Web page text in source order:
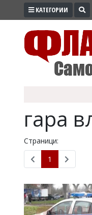
ПРОМО
ЗДРАВЕ
ПОЛИТИКА
ОБЩИНИ
ОБЩЕСТВО
ЛАЙФСТАЙЛ
ВОЙНАТА
КАТЕГОРИИ
гара
Страници:
1